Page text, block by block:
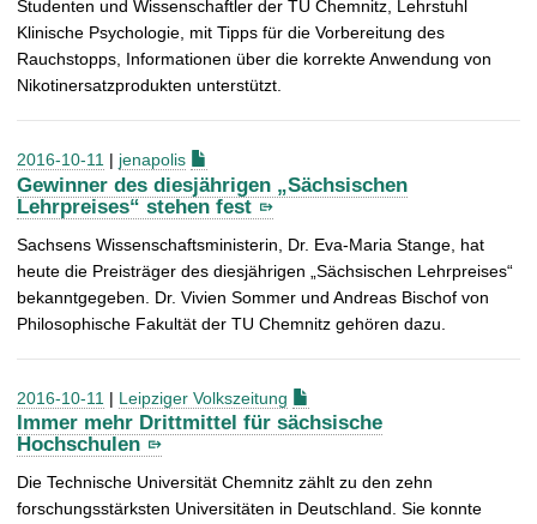
Studenten und Wissenschaftler der TU Chemnitz, Lehrstuhl
Klinische Psychologie, mit Tipps für die Vorbereitung des
Rauchstopps, Informationen über die korrekte Anwendung von
Nikotinersatzprodukten unterstützt.
2016-10-11 | jenapolis
Gewinner des diesjährigen „Sächsischen
Lehrpreises“ stehen fest
Sachsens Wissenschaftsministerin, Dr. Eva-Maria Stange, hat
heute die Preisträger des diesjährigen „Sächsischen Lehrpreises“
bekanntgegeben. Dr. Vivien Sommer und Andreas Bischof von
Philosophische Fakultät der TU Chemnitz gehören dazu.
2016-10-11 | Leipziger Volkszeitung
Immer mehr Drittmittel für sächsische
Hochschulen
Die Technische Universität Chemnitz zählt zu den zehn
forschungsstärksten Universitäten in Deutschland. Sie konnte